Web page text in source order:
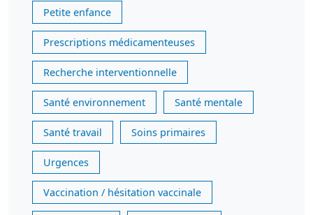
Petite enfance
Prescriptions médicamenteuses
Recherche interventionnelle
Santé environnement Santé mentale
Santé travail Soins primaires
Urgences
Vaccination / hésitation vaccinale